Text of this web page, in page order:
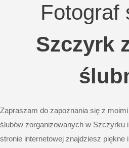
Fotograf
Szczyrk
Zapraszam do zapoznania się z
ślubów zorganizowanych w Szczyrku
stronie internetowej znajdziesz piękne